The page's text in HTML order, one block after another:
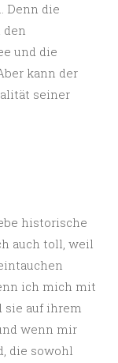
Denn die
den
und die
kann der
seiner
historische
auch toll, weil
ich mich mit
sie auf ihrem
wenn mir
die sowohl